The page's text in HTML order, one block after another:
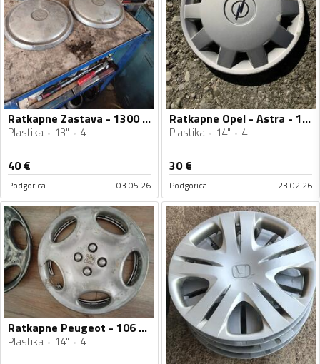
Ratkapne Zastava - 1300 - 13" - 4 kom.
Plastika 13" 4
40€
Podgorica 03.05.26
Ratkapne Opel - Astra - 14" - 4 kom.
Plastika 14" 4
30€
Podgorica 23.02.26
Ratkapne Peugeot - 106 - 14" - 4 kom.
Plastika 14" 4